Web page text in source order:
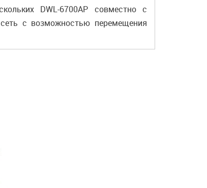
DWL-6700AP совместно с
сеть с возможностью перемещения